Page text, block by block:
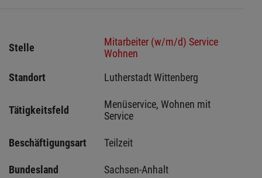
Stelle
Mitarbeiter (w/m/d) Service
Wohnen
Standort
Lutherstadt Wittenberg
Tätigkeitsfeld
Menüservice, Wohnen mit
Service
Beschäftigungsart Teilzeit
Bundesland Sachsen-Anhalt